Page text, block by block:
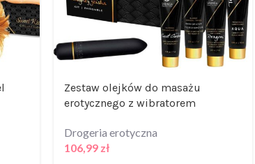
Zestaw olejków do masażu
erotycznego z wibratorem
Drogeria erotyczna
106,99 zł